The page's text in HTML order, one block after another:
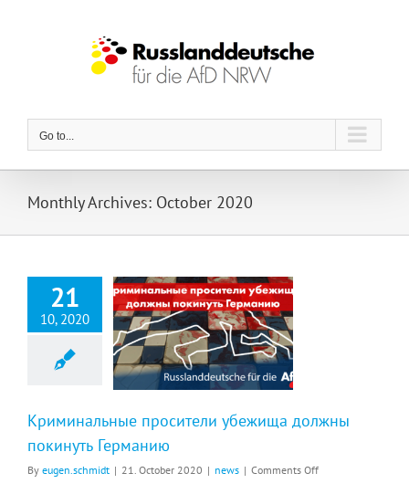
Go to...
Monthly Archives: October 2020
21
10, 2020
Криминальные просители убежища должны
покинуть Германию
By eugen.schmidt | 21. October 2020 | news | Comments Offon